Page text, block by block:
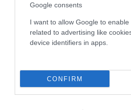
Google consents
I want to allow Google to enable
related to advertising like
device identifiers in apps.
CONFIRM
12:45 Πάτρα, ΝΟ Χανίων –
τον τελικό του
πόλο Παίδων